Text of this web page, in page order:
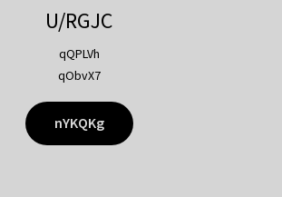
U/RGJC
qQPLVh
qObvX7
nYKQKg